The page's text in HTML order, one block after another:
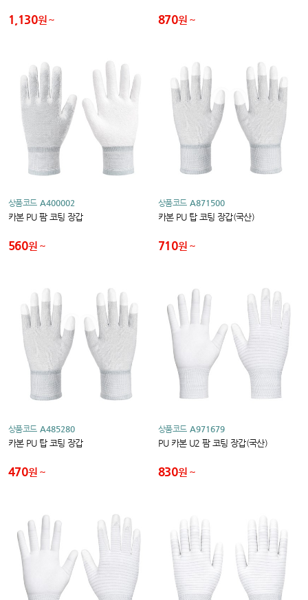
1,130원 870원
상품코드 A400002
카본 PU 팜 코팅 장갑
560원
상품코드 A871500
카본 PU 탑 코팅 장갑(국산)
710원
상품코드 A485280
카본 PU 탑 코팅 장갑
470원
상품코드 A971679
PU 카본 U2 팜 코팅 장갑(국산)
830원